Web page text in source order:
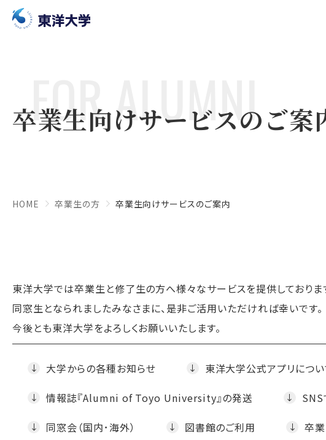
FOR ALUMNI
卒業生向けサービスのご案
HOME 卒業生の方 卒業生向けサービスのご案内
東洋大学では卒業生と修了生の方へ様々なサービスを提供しておりま
同窓生となられましたみなさまに、是非ご活用いただければ幸いです。
今後とも東洋大学をよろしくお願いいたします。
大学からの各種お知らせ
東洋大学公式アプリについ
情報誌『Alumni of Toyo University』の発送
同窓会（国内･海外）
図書館のご利用
卒